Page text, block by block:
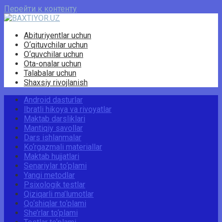
Перейти к контенту
Abituriyentlar uchun
O‘qituvchilar uchun
O‘quvchilar uchun
Ota-onalar uchun
Talabalar uchun
Shaxsiy rivojlanish
Android dasturlar
Ibratli hikoya va rivoyatlar
Maktab darsliklari
Mantiqiy savollar
Dars ishlanmalar
Ko‘rgazmali materiallar
Maktab hujjatlari
Senariylar to‘plami
Yangi metodlar
Psixologik testlar
Qiziqarli ma’lumotlar
Qo‘shiqlar to‘plami
She’rlar to‘plami